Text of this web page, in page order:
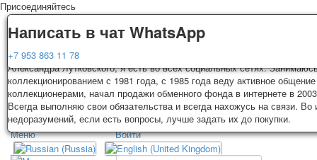
Доставка
Колоды, почтовые открытки тщательно упаковываются и
3-4 рабочих дней после оплаты. Исключение: репринт под заказ,
карт отправляются в течении 7-8 рабочих дней. Отправка
России с треком отслеживания. Цена пересылки зависит от веса и
на момент покупки. По желанию покупателя возможна отправка СДЕК
другими транспортными компаниями.
Гарантия
Вы покупаете колоды игральных карт, почтовые открытки из частной
Александра Лутковского, я есть во всех социальных сетях.
коллекционированием с 1981 года, с 1985 года веду активное
коллекционерами, начал продажи обменного фонда в интернете в
Всегда выполняю свои обязательства и всегда нахожусь на связи. Во
недоразумений, если есть вопросы, лучше задать их до покупки.
Написать в чат WhatsApp
+7 953 863 11 78
Присоединяйтесь
TPL_PROTOSTAR_TOGGLE_MENU
Главная Игральные карты
Меню
Главная
Войти